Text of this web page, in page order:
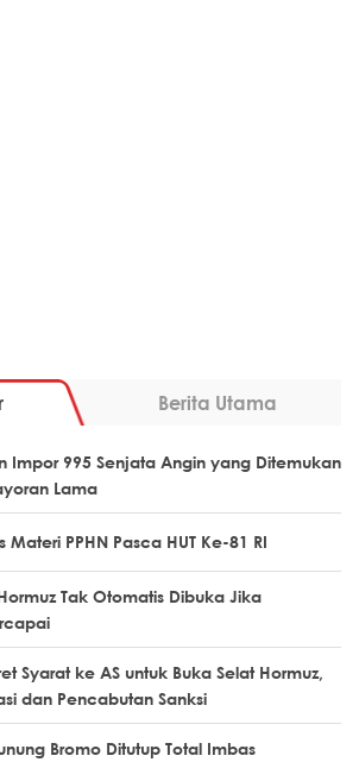
Berita Utama
Impor 995 Senjata Angin yang Ditemukan
Lama
Materi PPHN Pasca HUT Ke-81 RI
Tak Otomatis Dibuka Jika
Syarat ke AS untuk Buka Selat Hormuz,
dan Pencabutan Sanksi
Bromo Ditutup Total Imbas